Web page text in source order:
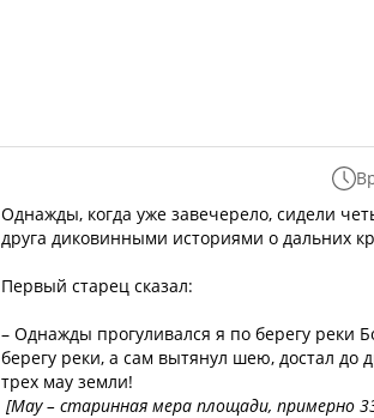
Однажды, когда уже завечерело, сидели
друга диковинными историями о дальних
Первый старец сказал:
– Однажды прогуливался я по берегу реки
берегу реки, а сам вытянул шею, достал до
трех мау земли!
[Мау – старинная мера площади, примерно